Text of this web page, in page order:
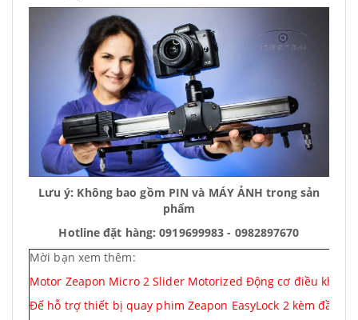
Lưu ý: Không bao gồm PIN và MÁY ẢNH trong sản
phẩm
Hotline đặt hàng: 0919699983 - 0982897670
Mời bạn xem thêm:
Motor Zeapon Micro 2 Slider Motorized Động cơ điều khiển
Đế hỗ trợ thiết bị quay phim Zeapon EasyLock 2 kèm đầu